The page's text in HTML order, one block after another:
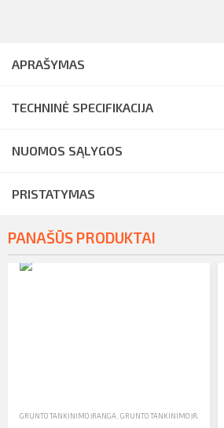
APRAŠYMAS
TECHNINĖ SPECIFIKACIJA
NUOMOS SĄLYGOS
PRISTATYMAS
PANAŠŪS PRODUKTAI
GRUNTO TANKINIMO ĮRANGA GRUNTO TANKINIMO ĮRANGA